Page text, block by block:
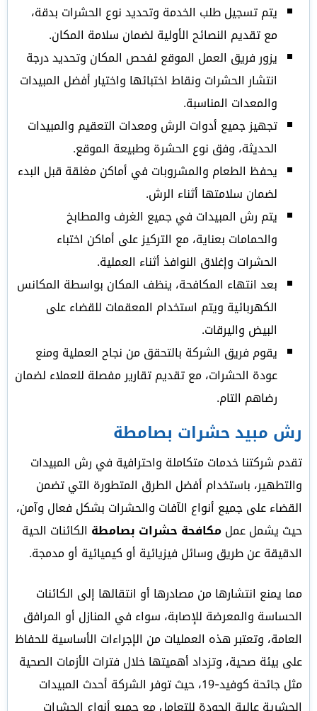
يتم تسجيل طلب الخدمة وتحديد نوع الحشرات بدقة،
مع تقديم النصائح الأولية لضمان سلامة المكان.
يزور فريق العمل الموقع لفحص المكان وتحديد درجة
انتشار الحشرات ونقاط اختبائها واختيار أفضل المبيدات
والمعدات المناسبة.
تجهيز جميع أدوات الرش ومعدات التعقيم والمبيدات
الحديثة، وفق نوع الحشرة وطبيعة الموقع.
يحفظ الطعام والمشروبات في أماكن مغلقة قبل البدء
لضمان سلامتها أثناء الرش.
يتم رش المبيدات في جميع الغرف والمطابخ
والحمامات بعناية، مع التركيز على أماكن اختباء
الحشرات وإغلاق النوافذ أثناء العملية.
بعد انتهاء المكافحة، ينظف المكان بواسطة المكانس
الكهربائية ويتم استخدام المعقمات للقضاء على
البيض واليرقات.
يقوم فريق الشركة بالتحقق من نجاح العملية ومنع
عودة الحشرات، مع تقديم تقارير مفصلة للعملاء لضمان
رضاهم التام.
رش مبيد حشرات بصامطة
تقدم شركتنا خدمات متكاملة واحترافية في رش المبيدات
والتطهير، باستخدام أفضل الطرق المتطورة التي تضمن
القضاء على جميع أنواع الآفات والحشرات بشكل فعال وآمن،
حيث يشمل عملمكافحة حشرات بصامطة الكائنات الحية
الدقيقة عن طريق وسائل فيزيائية أو كيميائية أو مدمجة.
مما يمنع انتشارها من مصادرها أو انتقالها إلى الكائنات
الحساسة والمعرضة للإصابة، سواء في المنازل أو المرافق
العامة، وتعتبر هذه العمليات من الإجراءات الأساسية للحفاظ
على بيئة صحية، وتزداد أهميتها خلال فترات الأزمات الصحية
مثل جائحة كوفيد-19، حيث توفر الشركة أحدث المبيدات